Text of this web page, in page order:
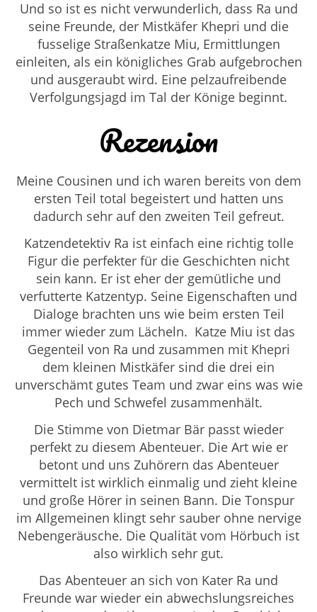
Und so ist es nicht verwunderlich, dass Ra und
seine Freunde, der Mistkäfer Khepri und die
fusselige Straßenkatze Miu, Ermittlungen
einleiten, als ein königliches Grab aufgebrochen
und ausgeraubt wird. Eine pelzaufreibende
Verfolgungsjagd im Tal der Könige beginnt.
Rezension
Meine Cousinen und ich waren bereits von dem
ersten Teil total begeistert und hatten uns
dadurch sehr auf den zweiten Teil gefreut.
Katzendetektiv Ra ist einfach eine richtig tolle
Figur die perfekter für die Geschichten nicht
sein kann. Er ist eher der gemütliche und
verfutterte Katzentyp. Seine Eigenschaften und
Dialoge brachten uns wie beim ersten Teil
immer wieder zum Lächeln. Katze Miu ist das
Gegenteil von Ra und zusammen mit Khepri
dem kleinen Mistkäfer sind die drei ein
unverschämt gutes Team und zwar eins was wie
Pech und Schwefel zusammenhält.
Die Stimme von Dietmar Bär passt wieder
perfekt zu diesem Abenteuer. Die Art wie er
betont und uns Zuhörern das Abenteuer
vermittelt ist wirklich einmalig und zieht kleine
und große Hörer in seinen Bann. Die Tonspur
im Allgemeinen klingt sehr sauber ohne nervige
Nebengeräusche. Die Qualität vom Hörbuch ist
also wirklich sehr gut.
Das Abenteuer an sich von Kater Ra und
Freunde war wieder ein abwechslungsreiches